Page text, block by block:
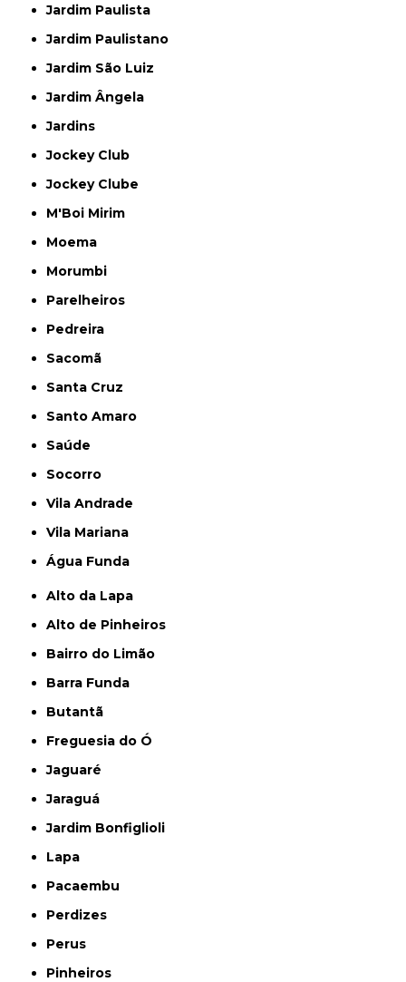
Jardim Paulista
Jardim Paulistano
Jardim São Luiz
Jardim Ângela
Jardins
Jockey Club
Jockey Clube
M'Boi Mirim
Moema
Morumbi
Parelheiros
Pedreira
Sacomã
Santa Cruz
Santo Amaro
Saúde
Socorro
Vila Andrade
Vila Mariana
Água Funda
Alto da Lapa
Alto de Pinheiros
Bairro do Limão
Barra Funda
Butantã
Freguesia do Ó
Jaguaré
Jaraguá
Jardim Bonfiglioli
Lapa
Pacaembu
Perdizes
Perus
Pinheiros